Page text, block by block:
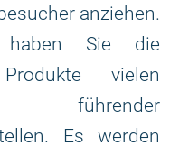
anziehen.
Sie die
vielen
führender
Es werden